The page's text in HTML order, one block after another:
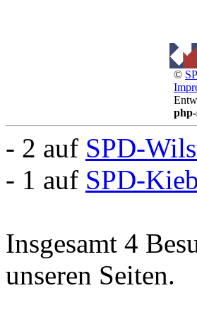
©
- 2 auf SPD-
- 1 auf SPD-
Insgesamt 4
unseren Seiten.